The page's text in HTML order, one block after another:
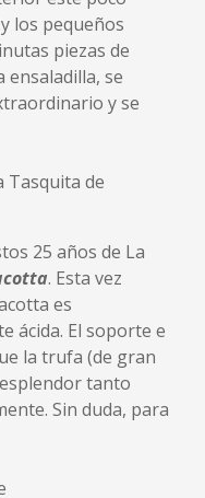
los pequeños
piezas de
ensaladilla, se
y se
25 años de La
. Esta vez
es
ácida. El soporte e
la trufa (de gran
tanto
Sin duda, para